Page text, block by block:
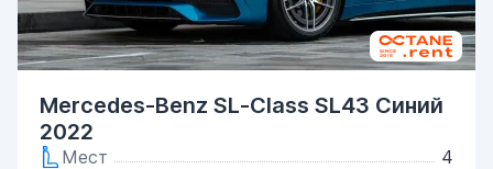
Mercedes-Benz SL-Class SL43 Синий
2022
Мест
4